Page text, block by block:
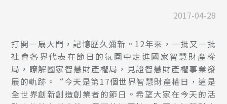
2017-04-28
打開一扇大門，記憶歷久彌新。12年來，一批又一批
社會各界代表在節日的氛圍中走進國家智慧財產權
局，瞭解國家智慧財產權局，見證智慧財產權事業發
展的軌跡。“今天是第17個世界智慧財產權日，這是
全世界創新創造創業者的節日。希望大家在今天的活